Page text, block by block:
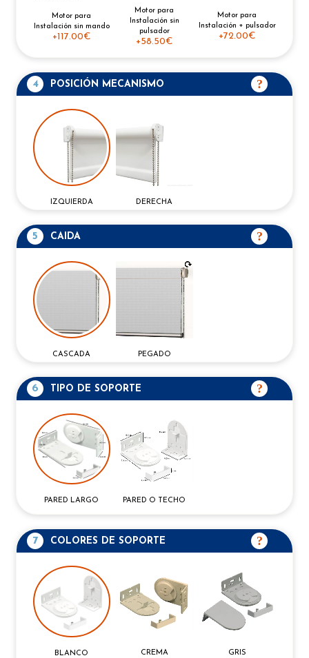
Motor para
Instalación sin mando
+117.00€
Motor para
Instalación sin
pulsador
+58.50€
Motor para
Instalación + pulsador
+72.00€
4 POSICIÓN MECANISMO
IZQUIERDA DERECHA
5 CAIDA
CASCADA PEGADO
6 TIPO DE SOPORTE
PARED LARGO PARED O TECHO
7 COLORES DE SOPORTE
BLANCO CREMA GRIS